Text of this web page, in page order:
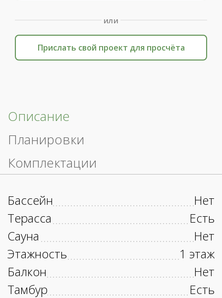
или
Прислать свой проект для просчёта
Описание
Планировки
Комплектации
Бассейн
Нет
Терасса
Есть
Сауна
Нет
Этажность
1 этаж
Балкон
Нет
Тамбур
Есть